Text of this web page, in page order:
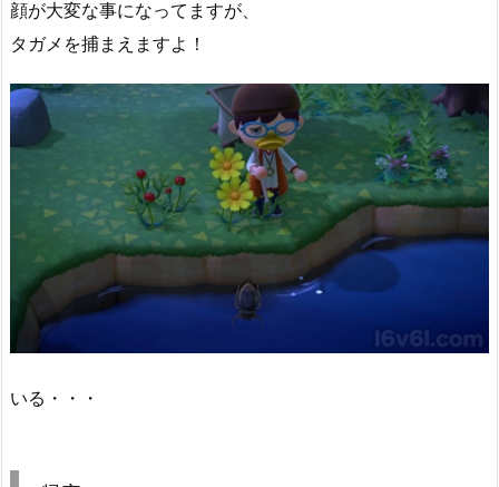
顔が大変な事になってますが、
タガメを捕まえますよ！
いる・・・